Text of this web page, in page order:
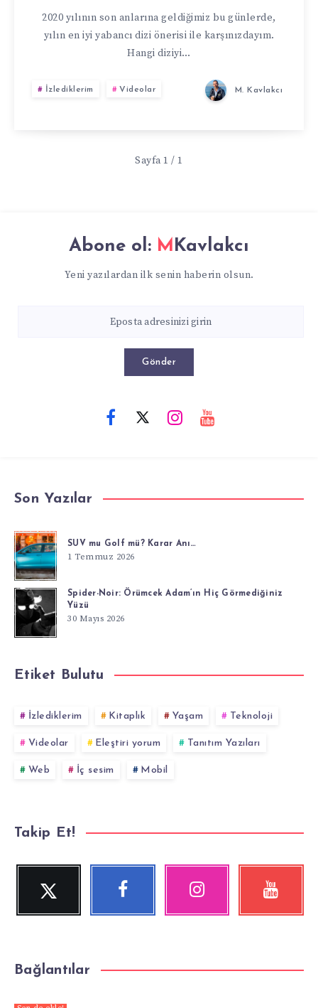
2020 yılının son anlarına geldiğimiz bu günlerde,
yılın en iyi yabancı dizi önerisi ile karşınızdayım.
Hangi diziyi…
İzlediklerim Videolar M. Kavlakcı
Sayfa 1 / 1
Abone ol: MKavlakcı
Yeni yazılardan ilk senin haberin olsun.
Gönder
Son Yazılar
SUV mu Golf mü? Karar Anı…
1 Temmuz 2026
Spider-Noir: Örümcek Adam’ın Hiç Görmediğiniz
Yüzü
30 Mayıs 2026
Etiket Bulutu
İzlediklerim Kitaplık Yaşam Teknoloji
Videolar Eleştiri yorum Tanıtım Yazıları
Web İç sesim Mobil
Takip Et!
Twitter Facebook Instagram
Fotoğraflarımız!
YouTube
Videolara
Bağlantılar